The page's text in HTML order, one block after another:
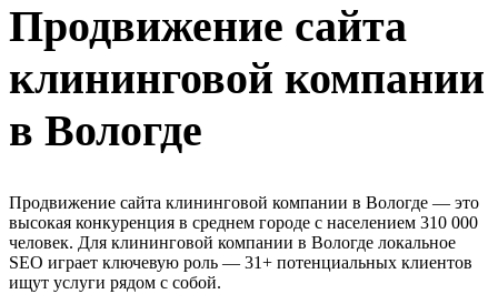
Продвижение сайта
клининговой компании
в Вологде
Продвижение сайта клининговой компании в Вологде — это
высокая конкуренция в среднем городе с населением 310 000
человек. Для клининговой компании в Вологде локальное
SEO играет ключевую роль — 31+ потенциальных клиентов
ищут услуги рядом с собой.